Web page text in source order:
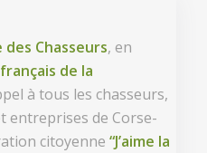
Chasseurs, en
de la
à tous les chasseurs,
entreprises de Corse-
citoyenne “J’aime la